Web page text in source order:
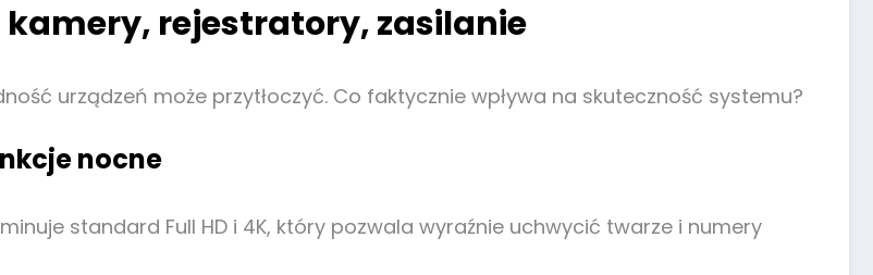
rejestratory, zasilanie
urządzeń może przytłoczyć. Co faktycznie wpływa na skuteczność systemu?
nocne
standard Full HD i 4K, który pozwala wyraźnie uchwycić twarze i numery